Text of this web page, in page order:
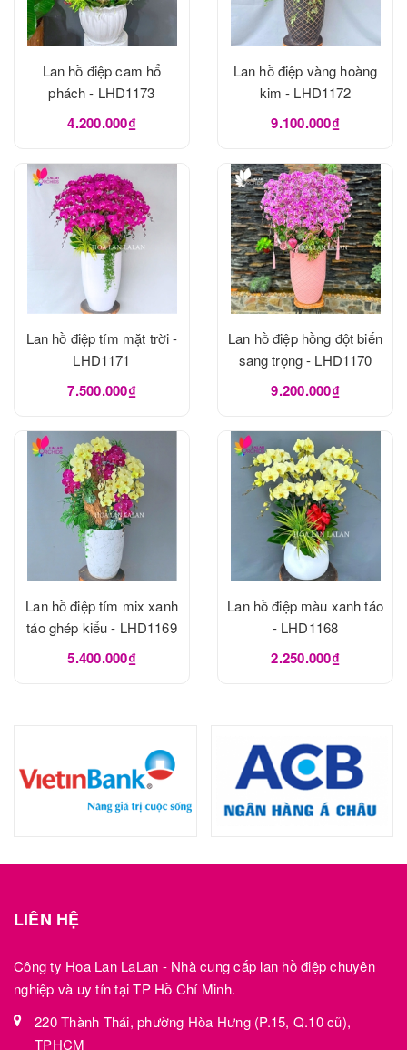
Lan hồ điệp cam hổ
phách - LHD1173
4.200.000₫
Lan hồ điệp vàng hoàng
kim - LHD1172
9.100.000₫
Lan hồ điệp tím mặt trời -
LHD1171
7.500.000₫
Lan hồ điệp hồng đột biến
sang trọng - LHD1170
9.200.000₫
Lan hồ điệp tím mix xanh
táo ghép kiểu - LHD1169
5.400.000₫
Lan hồ điệp màu xanh táo
- LHD1168
2.250.000₫
LIÊN HỆ
Công ty Hoa Lan LaLan - Nhà cung cấp lan hồ điệp chuyên
nghiệp và uy tín tại TP Hồ Chí Minh.
220 Thành Thái, phường Hòa Hưng (P.15, Q.10 cũ),
TPHCM